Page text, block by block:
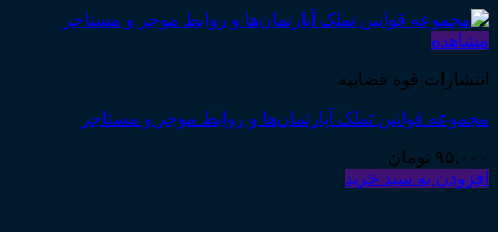
مشاهده
انتشارات قوه قضاییه
مجموعه قوانین تملک آپارتمان‌ها و روابط موجر و مستاجر
۹۵,۰۰۰ تومان
افزودن به سبد خرید